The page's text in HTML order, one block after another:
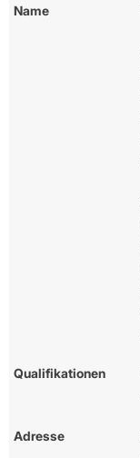
Name
Qualifikationen
Adresse